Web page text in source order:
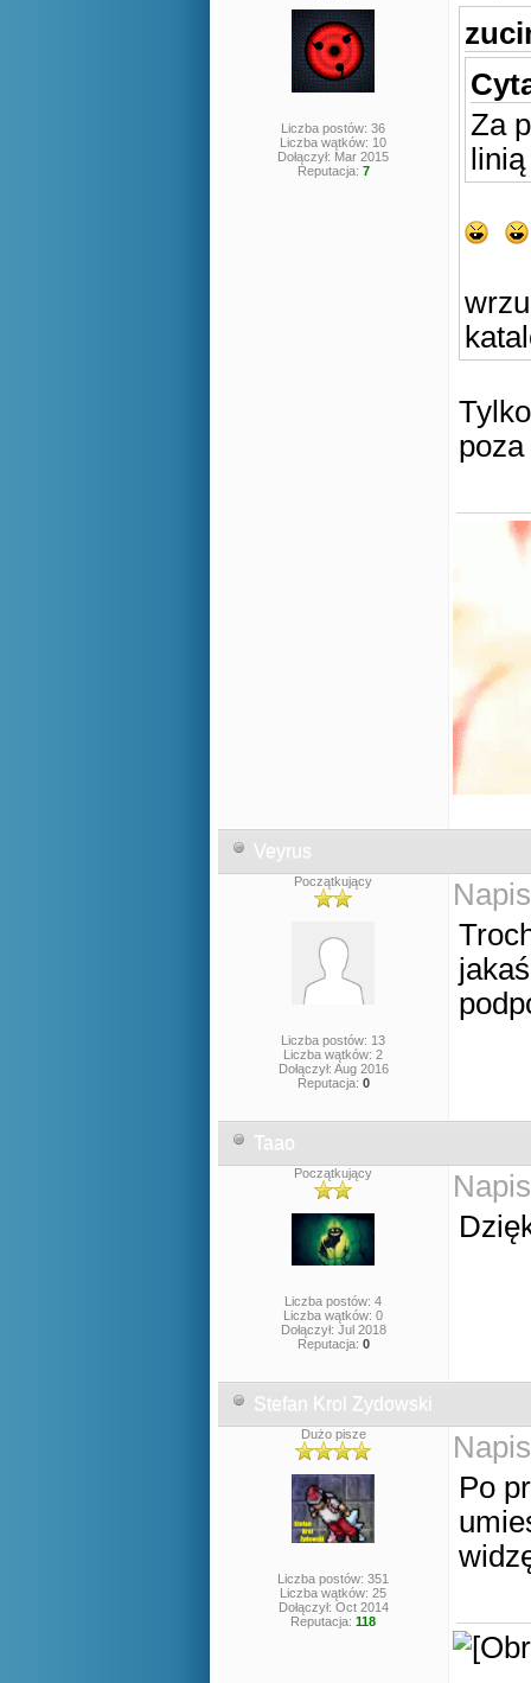
Liczba postów: 36
Liczba wątków: 10
Dołączył: Mar 2015
Reputacja: 7
Za
Veyrus
Początkujący
Liczba postów: 13
Liczba wątków: 2
Dołączył: Aug 2016
Reputacja: 0
Taao
Początkujący
Liczba postów: 4
Liczba wątków: 0
Dołączył: Jul 2018
Reputacja: 0
Stefan Krol Zydowski
Dużo pisze
Liczba postów: 351
Liczba wątków: 25
Dołączył: Oct 2014
Reputacja: 118
Po